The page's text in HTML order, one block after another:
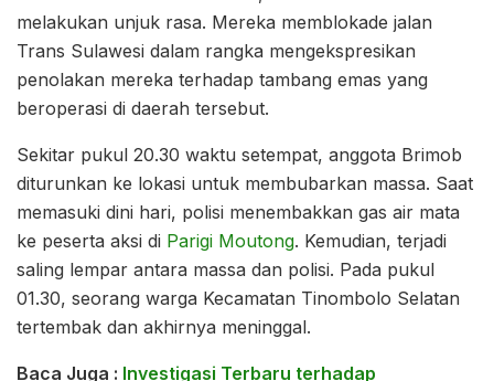
melakukan unjuk rasa. Mereka memblokade jalan
Trans Sulawesi dalam rangka mengekspresikan
penolakan mereka terhadap tambang emas yang
beroperasi di daerah tersebut.
Sekitar pukul 20.30 waktu setempat, anggota Brimob
diturunkan ke lokasi untuk membubarkan massa. Saat
memasuki dini hari, polisi menembakkan gas air mata
ke peserta aksi di Parigi Moutong. Kemudian, terjadi
saling lempar antara massa dan polisi. Pada pukul
01.30, seorang warga Kecamatan Tinombolo Selatan
tertembak dan akhirnya meninggal.
Baca Juga : Investigasi Terbaru terhadap